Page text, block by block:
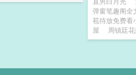
弹窗笔趣阁全
苞待放免费看
屋
周镇廷